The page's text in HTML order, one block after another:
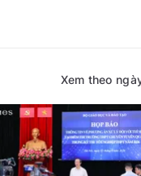
Xem theo